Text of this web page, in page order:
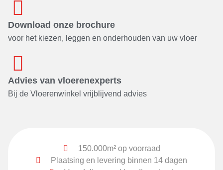
Download onze brochure
voor het kiezen, leggen en onderhouden van uw vloer
Advies van vloerenexperts
Bij de Vloerenwinkel vrijblijvend advies
150.000m² op voorraad
Plaatsing en levering binnen 14 dagen